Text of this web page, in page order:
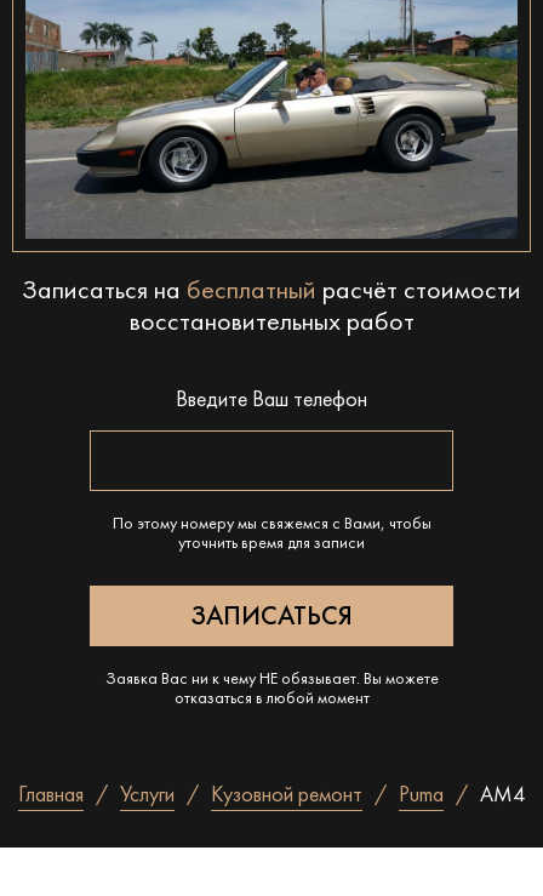
Записаться на бесплатный расчёт стоимости
восстановительных работ
Введите Ваш телефон
По этому номеру мы свяжемся с Вами, чтобы
уточнить время для записи
Заявка Вас ни к чему НЕ обязывает. Вы можете
отказаться в любой момент
Главная Услуги Кузовной ремонт Puma AM4